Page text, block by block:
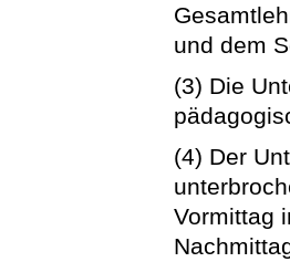
und dem
(3) Die
(4) Der
Vormittag